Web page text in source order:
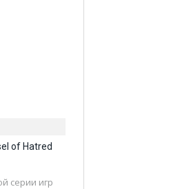
of Hatred
серии игр